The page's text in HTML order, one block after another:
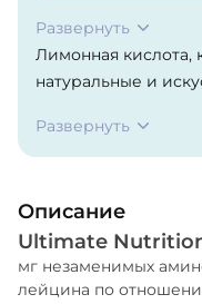
Развернуть
Лимонная кислота,
натуральные и
Развернуть
Описание
Ultimate
мг незаменимых
лейцина по